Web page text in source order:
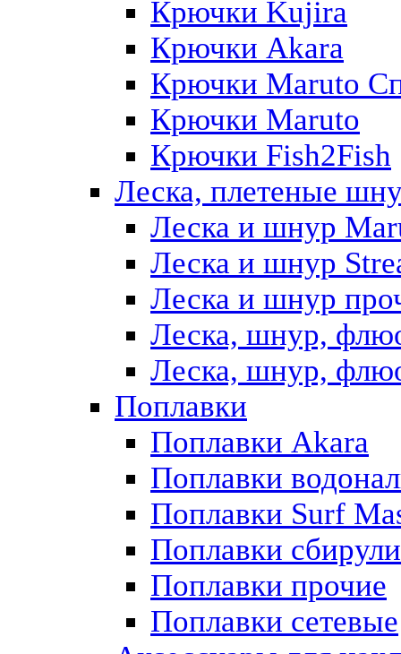
Крючки Kujira
Крючки Akara
Крючки Maruto
Крючки Мaruto
Крючки Fish2Fish
Леска, плетеные
Леска и шнур
Леска и шнур
Леска и шнур
Леска, шнур,
Леска, шнур,
Поплавки
Поплавки Akara
Поплавки
Поплавки Surf
Поплавки
Поплавки прочие
Поплавки сетевые